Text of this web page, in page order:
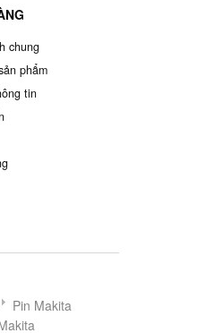
chung
phẩm
tin
Pin Makita